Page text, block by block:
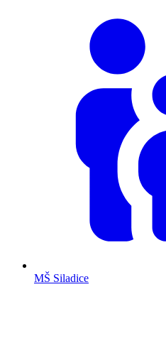
MŠ Siladice